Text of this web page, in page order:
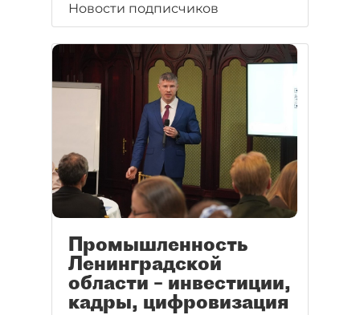
Новости подписчиков
Промышленность
Ленинградской
области – инвестиции,
кадры, цифровизация